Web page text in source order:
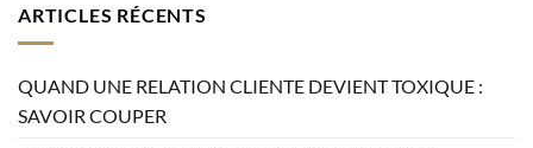
ARTICLES RÉCENTS
QUAND UNE RELATION CLIENTE DEVIENT TOXIQUE :
SAVOIR COUPER